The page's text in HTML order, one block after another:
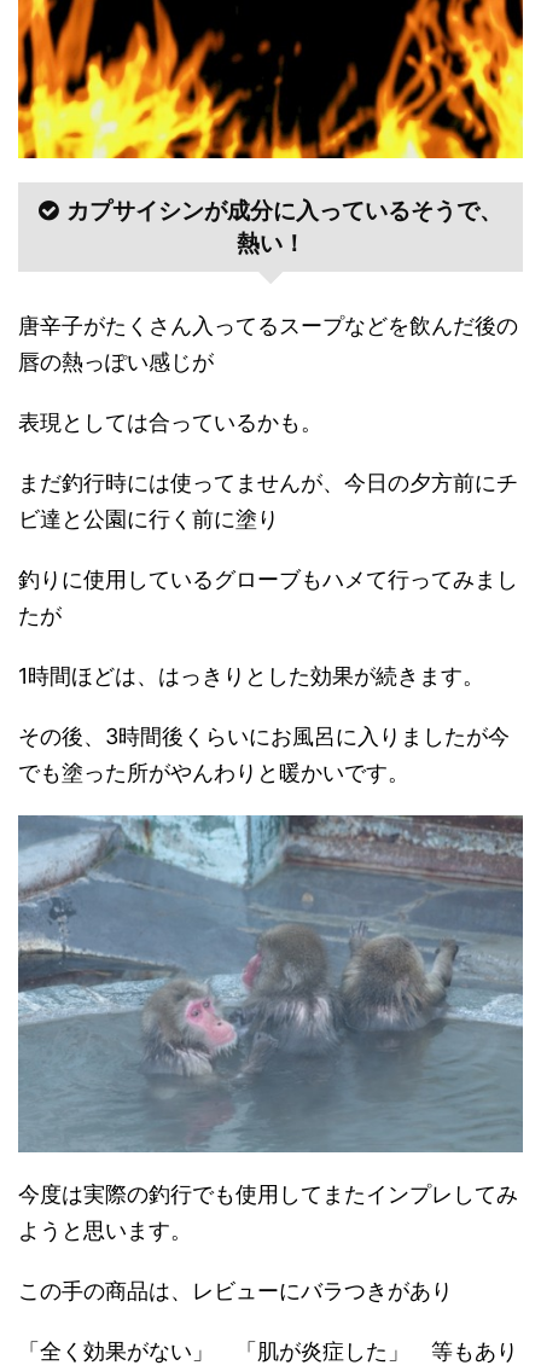
カプサイシンが成分に入っているそうで、
熱い！
唐辛子がたくさん入ってるスープなどを飲んだ後の
唇の熱っぽい感じが
表現としては合っているかも。
まだ釣行時には使ってませんが、今日の夕方前にチ
ビ達と公園に行く前に塗り
釣りに使用しているグローブもハメて行ってみまし
たが
1時間ほどは、はっきりとした効果が続きます。
その後、3時間後くらいにお風呂に入りましたが今
でも塗った所がやんわりと暖かいです。
今度は実際の釣行でも使用してまたインプレしてみ
ようと思います。
この手の商品は、レビューにバラつきがあり
「全く効果がない」 「肌が炎症した」 等もあり